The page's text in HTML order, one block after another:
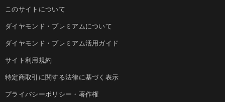
このサイトについて
ダイヤモンド・プレミアムについて
ダイヤモンド・プレミアム活用ガイド
サイト利用規約
特定商取引に関する法律に基づく表示
プライバシーポリシー・著作権